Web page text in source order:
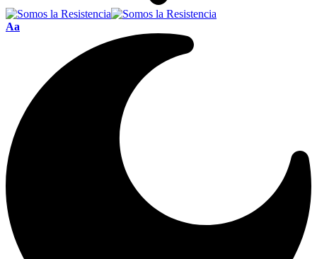
Font
Aa